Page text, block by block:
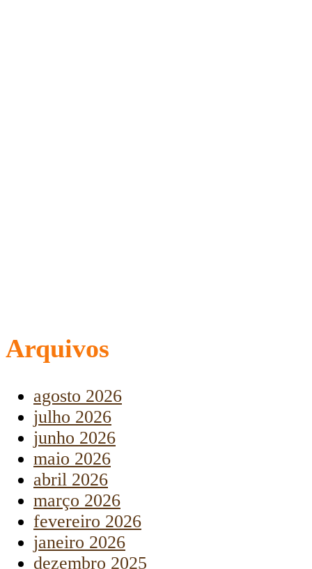
Arquivos
agosto 2026
julho 2026
junho 2026
maio 2026
abril 2026
março 2026
fevereiro 2026
janeiro 2026
dezembro 2025